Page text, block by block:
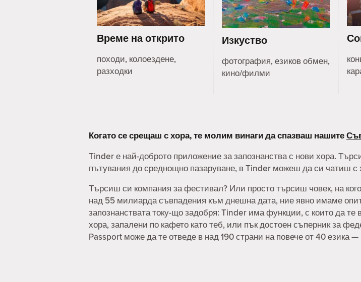
Време на открито
походи, колоездене,
разходки
Изкуство
фотография, езиков обмен,
кино/филми
Когато се срещаш с хора, те молим винаги да спазваш нашите
Tinder е най-доброто приложение за запознанства с нови хора.
пътувания до среднощно пазаруване, в Tinder можеш да си чатиш с
Търсиш си компания за фестивал? Или просто търсиш човек, на
над 55 милиарда съвпадения към днешна дата, ние явно имаме
запознанствата току-що задобря: Tinder има функции, с които да
хора, запалени по кафето като теб, или пък достоен съперник за
Passport може да те отведе в над 190 страни на повече от 40 езика